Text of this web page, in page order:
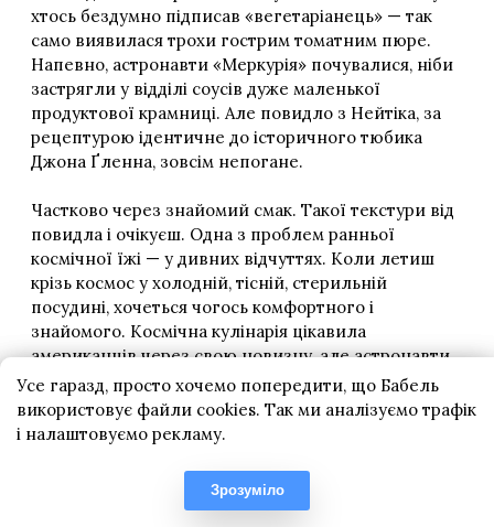
Усе гаразд, просто хочемо попередити, що Бабель
використовує файли cookies. Так ми аналізуємо трафік
і налаштовуємо рекламу.
Зрозуміло